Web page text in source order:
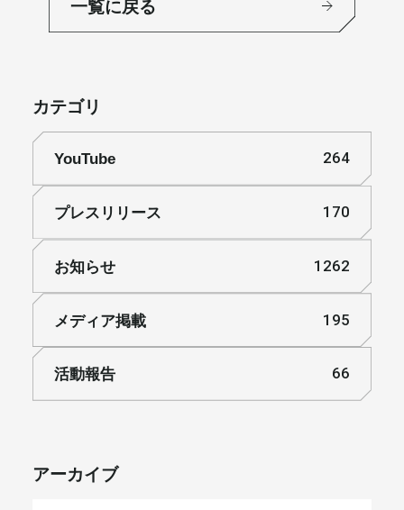
一覧に戻る
カテゴリ
YouTube 264
プレスリリース 170
お知らせ 1262
メディア掲載 195
活動報告 66
アーカイブ